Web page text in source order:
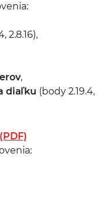
2.8.16),
,
diaľku (body 2.19.4,